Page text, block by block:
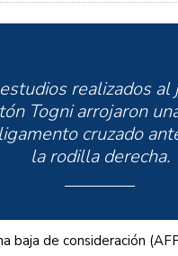
realizados al
Togni arrojaron
cruzado
la rodilla derecha.
junto al